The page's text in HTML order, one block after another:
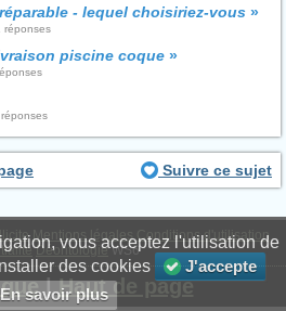
- lequel choisiriez-vous »
réponses
piscine coque »
Suivre ce sujet
Mentions légales Conditions d'utilisation
DéontologieWS6
|Haut de page
vous acceptez l'utilisation de
des cookies
J'accepte
En savoir plus